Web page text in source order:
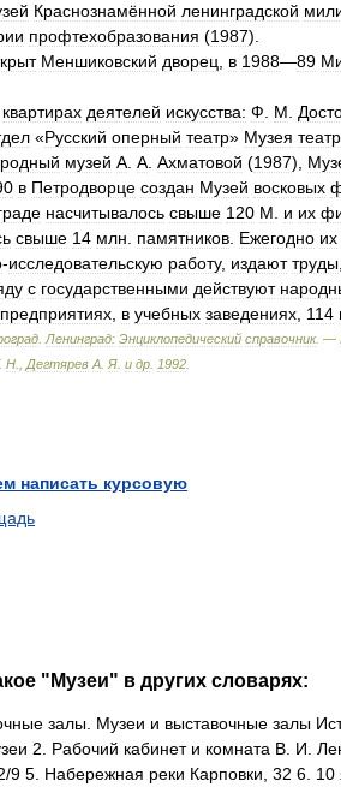
Краснознамённой ленинградской
профтехобразования (1987).
Меншиковский дворец в 1988—89
квартирах деятелей искусства: Ф М
«Русский оперный театр» Музея
музей А А Ахматовой (1987),
в Петродворце создан Музей восковых
насчитывалось свыше 120 М и их
свыше 14 млн памятников Ежегодно их
-исследовательскую работу, издают труды
с государственными действуют
предприятиях в учебных заведениях 114
Ленинград: Энциклопедический справочник. —
. Н Дегтярев А Я и др 1992
написать курсовую
"Музеи" в других словарях:
залы. Музеи и выставочные залы
2. Рабочий кабинет и комната В. И.
9 5. Набережная реки Карповки, 32 6.